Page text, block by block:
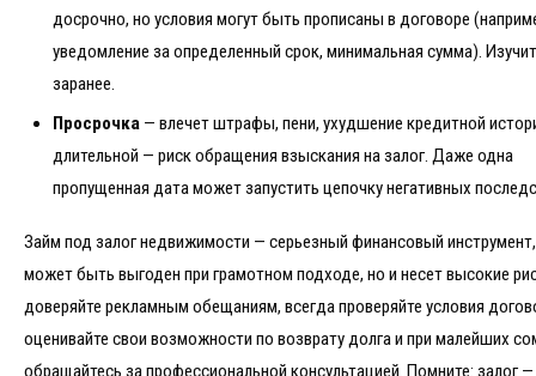
досрочно, но условия могут быть прописаны в договоре
уведомление за определенный срок, минимальная сумма).
заранее.
Просрочка — влечет штрафы, пени, ухудшение кредитной
длительной — риск обращения взыскания на залог. Даже одна
пропущенная дата может запустить цепочку негативных
Займ под залог недвижимости — серьезный финансовый
может быть выгоден при грамотном подходе, но и несет высокие
доверяйте рекламным обещаниям, всегда проверяйте условия
оценивайте свои возможности по возврату долга и при малейших
обращайтесь за профессиональной консультацией. Помните: залог —